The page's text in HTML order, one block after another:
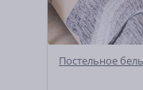
Постельное